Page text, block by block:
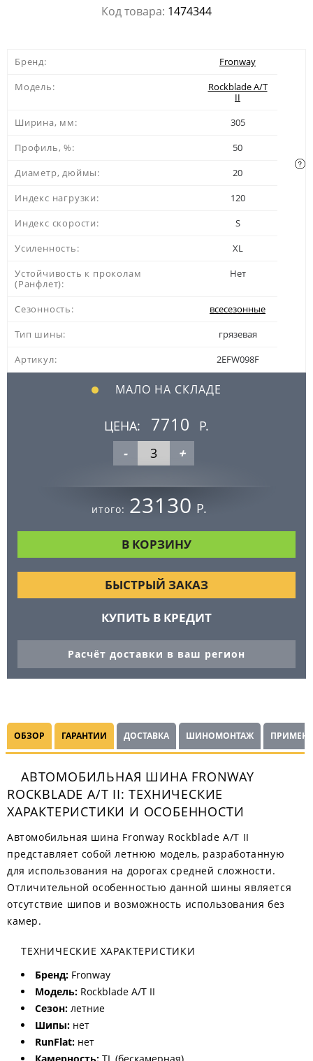
Код товара: 1474344
Бренд:
Fronway
Модель:
Rockblade A/T
II
Ширина, мм:
305
Профиль, %:
50
Диаметр, дюймы:
20
Индекс нагрузки:
120
Индекс скорости:
S
Усиленность:
XL
Устойчивость к проколам
(Ранфлет):
Нет
Сезонность:
всесезонные
Тип шины:
грязевая
Артикул:
2EFW098F
МАЛО НА СКЛАДЕ
ЦЕНА: 7710
Р.
-
+
итого: 23130 Р.
БЫСТРЫЙ ЗАКАЗ
КУПИТЬ В КРЕДИТ
Расчёт доставки в ваш регион
ОБЗОР ГАРАНТИИ ДОСТАВКА ШИНОМОНТАЖ
АВТОМОБИЛЬНАЯ ШИНА FRONWAY
ROCKBLADE A/T II: ТЕХНИЧЕСКИЕ
ХАРАКТЕРИСТИКИ И ОСОБЕННОСТИ
Автомобильная шина Fronway Rockblade A/T II
представляет собой летнюю модель, разработанную
для использования на дорогах средней сложности.
Отличительной особенностью данной шины является
отсутствие шипов и возможность использования без
камер.
ТЕХНИЧЕСКИЕ ХАРАКТЕРИСТИКИ
Бренд: Fronway
Модель: Rockblade A/T II
Сезон: летние
Шипы: нет
RunFlat: нет